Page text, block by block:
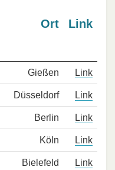
Ort Link
Gießen Link
Düsseldorf Link
Berlin Link
Köln Link
Bielefeld Link